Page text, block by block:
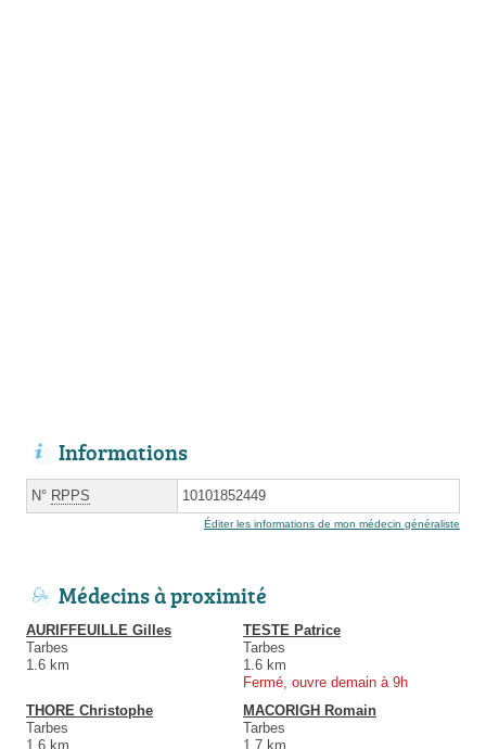
Informations
N° RPPS 10101852449
Éditer les informations de mon médecin généraliste
Médecins à proximité
AURIFFEUILLE Gilles
Tarbes
1.6 km
TESTE Patrice
Tarbes
1.6 km
Fermé, ouvre demain à 9h
THORE Christophe
Tarbes
1.6 km
MACORIGH Romain
Tarbes
1.7 km